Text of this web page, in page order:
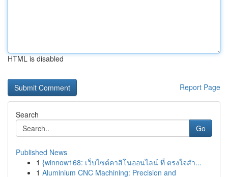
HTML is disabled
Report Page
Search
Go
Published News
1 {winnow168: เว็บไซต์คาสิโนออนไลน์ ที่ ตรงใจสำ...
1 Aluminium CNC Machining: Precision and